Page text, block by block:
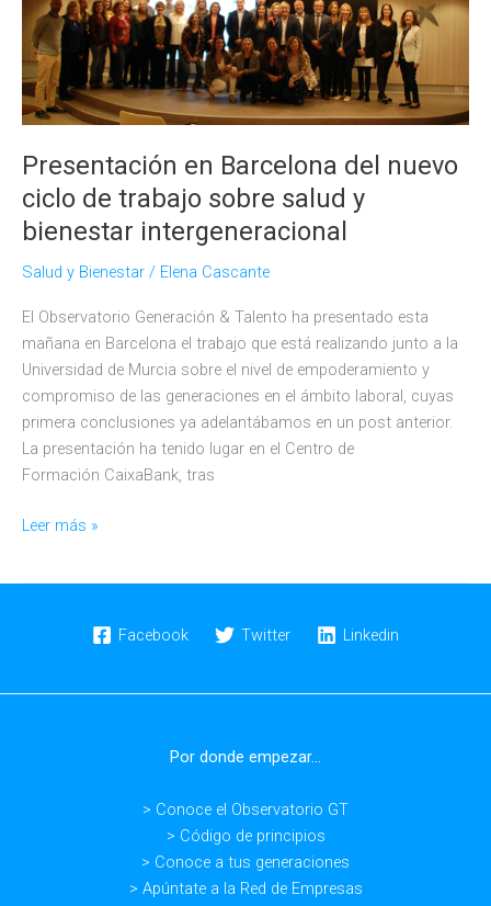
bienestar
intergeneracional
analiza
a
Generación
Z
Presentación en Barcelona del nuevo
ciclo de trabajo sobre salud y
bienestar intergeneracional
Salud y Bienestar / Elena Cascante
El Observatorio Generación & Talento ha presentado esta
mañana en Barcelona el trabajo que está realizando junto a la
Universidad de Murcia sobre el nivel de empoderamiento y
compromiso de las generaciones en el ámbito laboral, cuyas
primera conclusiones ya adelantábamos en un post anterior.
La presentación ha tenido lugar en el Centro de
Formación CaixaBank, tras
Presentación
Leer más »
Facebook Twitter Linkedin
Por donde empezar...
> Conoce el Observatorio GT
> Código de principios
> Conoce a tus generaciones
> Apúntate a la Red de Empresas